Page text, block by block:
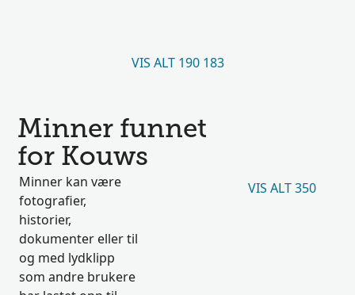
VIS ALT 190 183
Minner funnet
for Kouws
Minner kan være
fotografier,
historier,
dokumenter eller til
og med lydklipp
som andre brukere
VIS ALT 350